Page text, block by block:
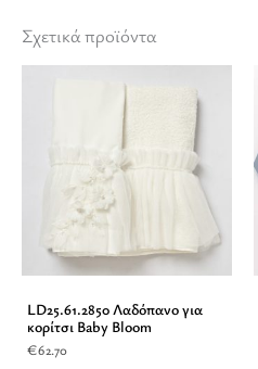
Σχετικά προϊόντα
LD25.61.2850 Λαδόπανο για
κορίτσι Baby Bloom
€62.70